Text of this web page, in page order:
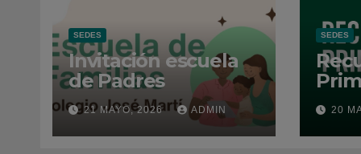
SEDES
Invitación escuela
de Padres
21 MAYO, 2026 ADMIN
SEDES
2026
20